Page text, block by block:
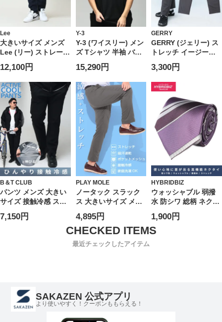
Lee
大きいサイズ メンズ
Lee (リー) ストレート
ジップフライ ジーン
ズ 201 STRAIGHT
CUT
12,100円
Y-3
Y-3 (ワイスリー) メン
ズ Tシャツ 半袖 バッ
ク ロゴ スリーストラ
イプ クルーネック カ
ットソー Tシャツ
Y3KQ9793
15,290円
GERRY
GERRY (ジェリー) ス
トレッチ イージーパ
ンツ UVカット ドライ
冷感 テーパードパン
ツ ナイロン ジャージ
スポーツ アウトドア
ランニング ユニセッ
クス
3,300円
B＆T CLUB
パンツ メンズ 大きい
サイズ 接触冷感 スト
レッチ イージーケア
アクティブパンツ ボ
7,150円
PLAY MOLE
ノータック スラック
ス 大きいサイズ メン
ズ 春夏 涼感 プレミア
ムストレッチ 吸汗速
乾 接触冷感 ゴルフ メ
ッシュポケット 麻混
股ずれ防止 シック付
4,895円
HYBRIDBIZ
ウォッシャブル 弱撥
水 防シワ 総柄 ネクタ
イ HYBRIDBIZ ハイブ
リッドビズ 大きいサ
イズ メンズ
1,900円
最近チェックしたアイテム
SAKAZEN 公式アプリ
より使いやすく！クーポンももらえる！